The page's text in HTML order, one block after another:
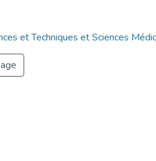
et Techniques et Sciences